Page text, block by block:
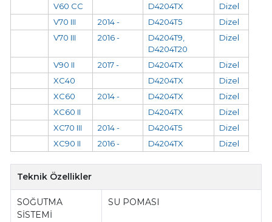
V60 CC
D4204TX
Dizel
V70 III
2014 - D4204T5
Dizel
V70 III
2016 -
D4204T9,
D4204T20
Dizel
V90 II 2017 - D4204TX
Dizel
XC40
D4204TX
Dizel
XC60
2014 - D4204TX
Dizel
XC60 II
D4204TX
Dizel
XC70 III
2014 - D4204T5
Dizel
XC90 II
2016 - D4204TX Dizel
Teknik Özellikler
SOĞUTMA
SİSTEMİ
SU POMASI